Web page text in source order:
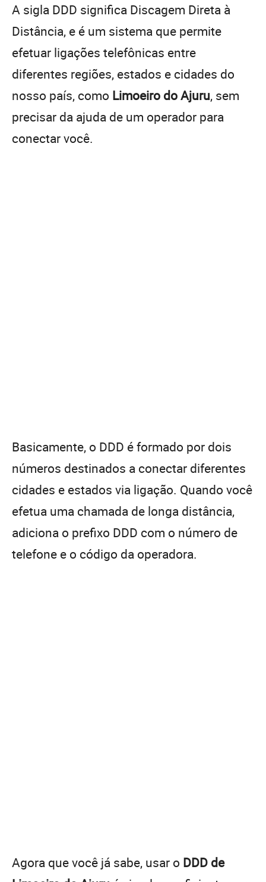
A sigla DDD significa Discagem Direta à
Distância, e é um sistema que permite
efetuar ligações telefônicas entre
diferentes regiões, estados e cidades do
nosso país, como Limoeiro do Ajuru, sem
precisar da ajuda de um operador para
conectar você.
Basicamente, o DDD é formado por dois
números destinados a conectar diferentes
cidades e estados via ligação. Quando você
efetua uma chamada de longa distância,
adiciona o prefixo DDD com o número de
telefone e o código da operadora.
Agora que você já sabe, usar o DDD de